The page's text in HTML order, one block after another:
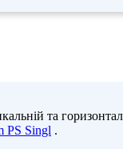
та
PS Singl .